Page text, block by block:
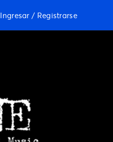
Ingresar / Registrarse